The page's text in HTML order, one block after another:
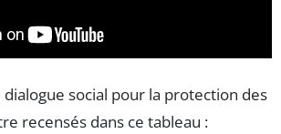
social pour la protection des
recensés dans ce tableau :